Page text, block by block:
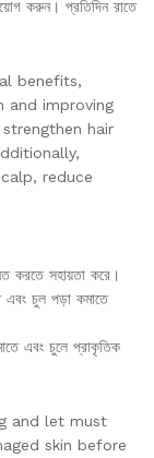
করুন। প্রতিদিন রাতে
benefits,
and improving
hair
reduce
করতে সহায়তা করে।
এবং চুল পড়া কমাতে
এবং চুলে প্রাকৃতিক
and let must
skin before